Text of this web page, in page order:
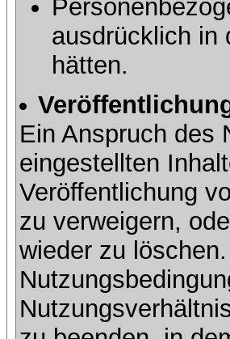
ausdrücklich in
hätten.
Ein Anspruch des
eingestellten
Veröffentlichung
zu verweigern,
wieder zu